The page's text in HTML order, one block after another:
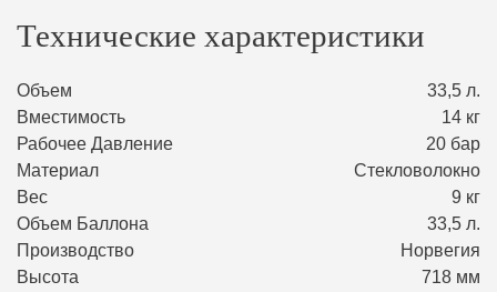
Технические характеристики
Объем
33,5 л.
Вместимость
14 кг
Рабочее Давление
20 бар
Материал
Стекловолокно
Вес
9 кг
Объем Баллона
33,5 л.
Производство
Норвегия
Высота
718 мм